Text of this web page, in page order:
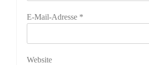
E-Mail-Adresse *
Website